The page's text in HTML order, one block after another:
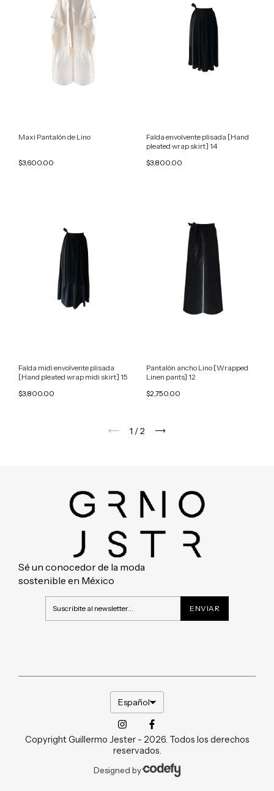
Maxi Pantalón de Lino
$3,600.00
Falda envolvente plisada [Hand
pleated wrap skirt] 14
$3,800.00
Falda midi envolvente plisada
[Hand pleated wrap midi skirt] 15
$3,800.00
Pantalón ancho Lino [Wrapped
Linen pants] 12
$2,750.00
1 /2
Sé un conocedor de la moda
sostenible en México
Español
Copyright Guillermo Jester - 2026. Todos los derechos
reservados.
Designed by